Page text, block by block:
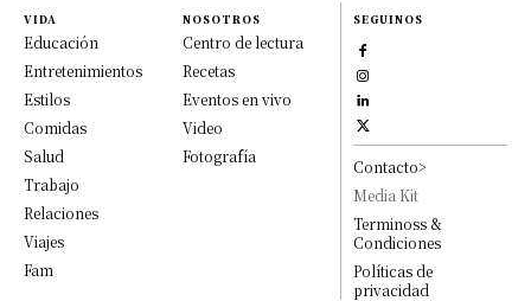
VIDA
Educación
Entretenimientos
Estilos
Comidas
Salud
Trabajo
Relaciones
Viajes
Fam
NOSOTROS
Centro de lectura
Recetas
Eventos en vivo
Video
Fotografía
SEGUINOS
Contacto>
Media Kit
Terminoss &
Condiciones
Políticas de
privacidad